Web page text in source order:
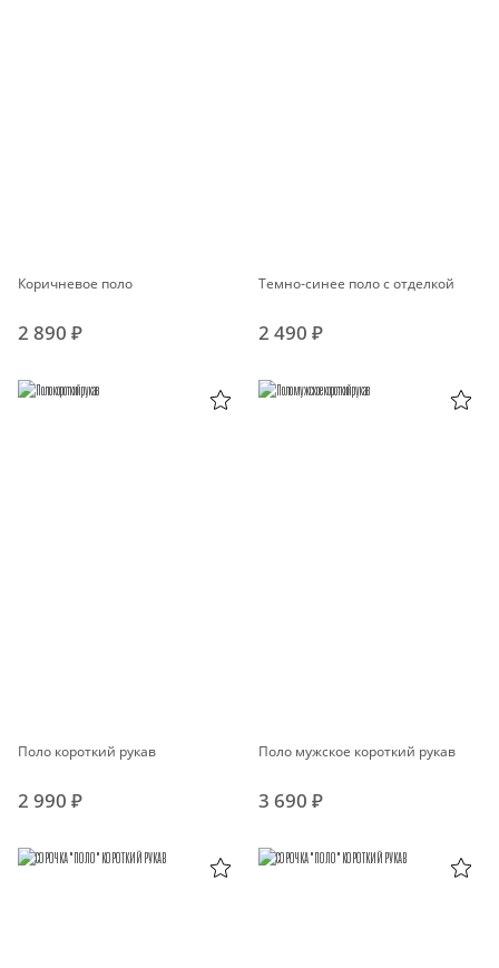
Коричневое поло
2 890 ₽
Темно-синее поло с отделкой
2 490 ₽
Поло короткий рукав
2 990 ₽
Поло мужское короткий рукав
3 690 ₽